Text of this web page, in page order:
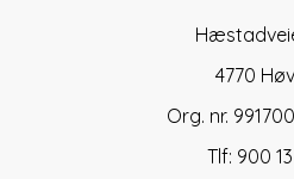
4770
Org. nr.
Tlf: 900